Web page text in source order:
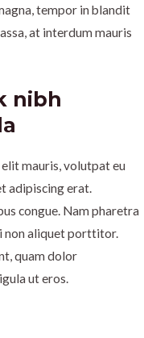
tempor in blandit
at interdum mauris
nibh
mauris, volutpat eu
adipiscing erat.
congue. Nam pharetra
non aliquet porttitor.
quam dolor
ut eros.